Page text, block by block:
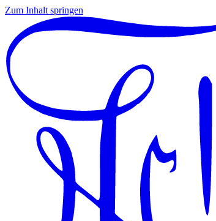
Zum Inhalt springen